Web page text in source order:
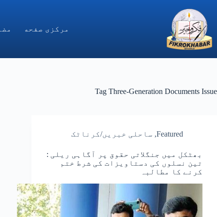
content
مركزى صفحه
Tag Three-Generation Documents Issue
Featured
, ساحلی خبریں/کرناٹک
بھٹکل میں جنگلاتی حقوق پر آگاہی ریلی :
تین نسلوں کی دستاویزات کی شرط ختم
کرنے کا مطالبہ